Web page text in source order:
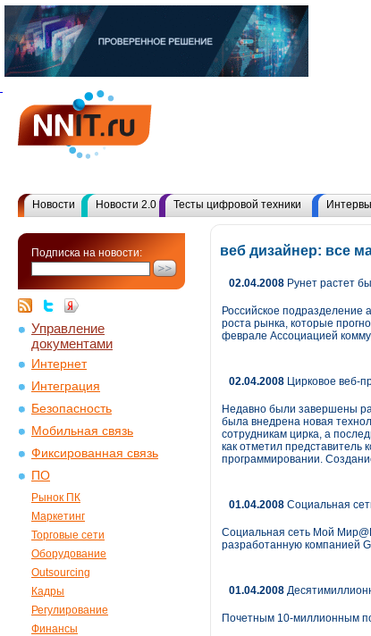
Новости Новости 2.0 Тесты цифровой техники
Подписка на новости:
Управление
документами
Интернет
Интеграция
Безопасность
Мобильная связь
Фиксированная связь
ПО
Рынок ПК
Маркетинг
Торговые сети
Оборудование
Outsourcing
Кадры
Регулирование
Финансы
веб дизайнер: все
02.04.2008 Рунет растет
Российское подразделение
роста рынка, которые
феврале Ассоциацией
02.04.2008 Цирковое веб-
Недавно были завершены
была внедрена новая
сотрудникам цирка, а
как отметил представитель
программировании.
01.04.2008 Социальная
Социальная сеть Мой
разработанную компанией
01.04.2008
Почетным 10-миллионным